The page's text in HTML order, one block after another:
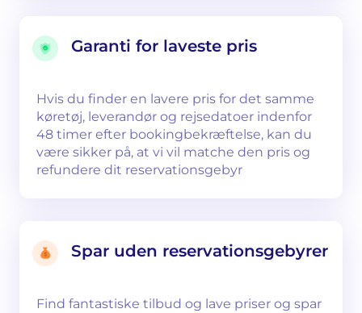
Garanti for laveste pris
Hvis du finder en lavere pris for det samme
køretøj, leverandør og rejsedatoer indenfor
48 timer efter bookingbekræftelse, kan du
være sikker på, at vi vil matche den pris og
refundere dit reservationsgebyr
Spar uden reservationsgebyrer
Find fantastiske tilbud og lave priser og spar